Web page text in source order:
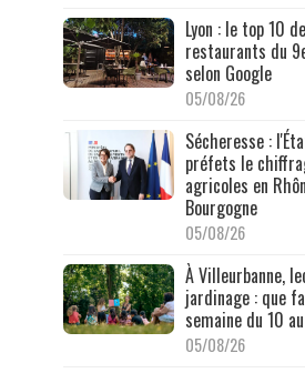
Lyon : le top 10
restaurants du
selon Google
05/08/26
Sécheresse :
préfets le
agricoles en
Bourgogne
05/08/26
À Villeurbanne,
jardinage : que
semaine du 10
05/08/26